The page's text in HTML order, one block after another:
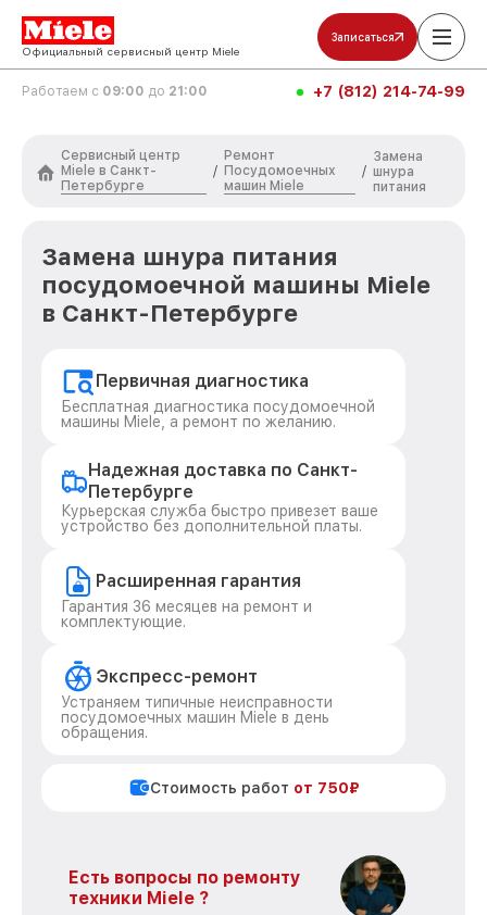
Официальный сервисный центр Miele
Записаться
Работаем с 09:00 до 21:00 +7 (812) 214-74-99
Сервисный центр
Miele в Санкт-
Петербурге
/
Ремонт
Посудомоечных
машин Miele
/
Замена
шнура
питания
Замена шнура питания
посудомоечной машины Miele
в Санкт-Петербурге
Первичная диагностика
Бесплатная диагностика посудомоечной
машины Miele, а ремонт по желанию.
Надежная доставка по Санкт-
Петербурге
Курьерская служба быстро привезет ваше
устройство без дополнительной платы.
Расширенная гарантия
Гарантия 36 месяцев на ремонт и
комплектующие.
Экспресс-ремонт
Устраняем типичные неисправности
посудомоечных машин Miele в день
обращения.
Стоимость работ от 750₽
Есть вопросы по ремонту
техники Miele ?